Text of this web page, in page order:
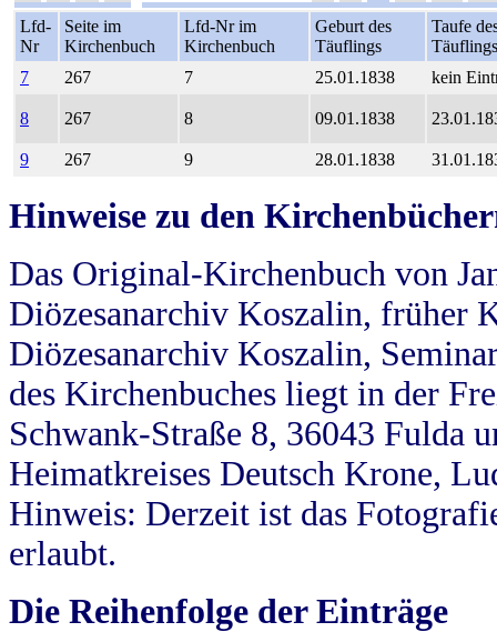
Lfd-
Nr
Seite im
Kirchenbuch
Lfd-Nr im
Kirchenbuch
Geburt des
Täuflings
Taufe
Täuflings
7
267 7 25.01.1838 kein
8 267 8 09.01.1838
9 267 9 28.01.1838
Hinweise zu den
Das Original-Kirchenbuch von
Diözesanarchiv Koszalin, früher
Diözesanarchiv Koszalin,
des Kirchenbuches liegt in der
Schwank-Straße 8, 36043 Fulda
Heimatkreises Deutsch Krone,
Hinweis: Derzeit ist das
erlaubt.
Die Reihenfolge der Einträge